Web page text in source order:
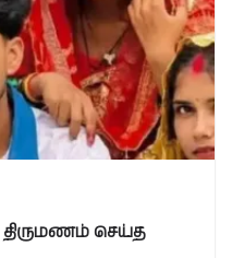
செய்த